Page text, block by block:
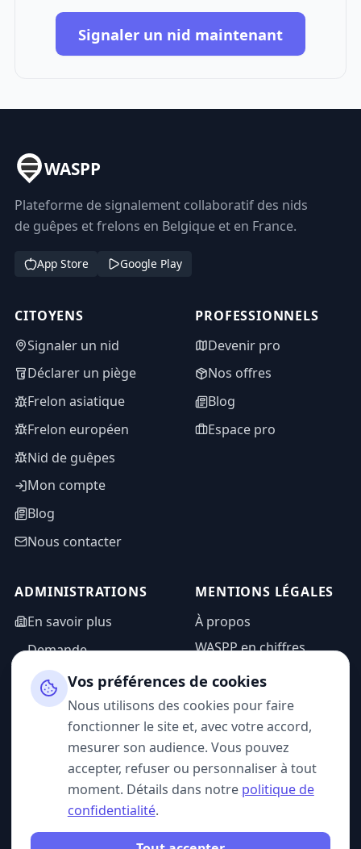
Signaler un nid maintenant
WASPP
Plateforme de signalement collaboratif des nids
de guêpes et frelons en Belgique et en France.
App Store Google Play
CITOYENS
Signaler un nid
Déclarer un piège
Frelon asiatique
Frelon européen
Nid de guêpes
Mon compte
Blog
Nous contacter
PROFESSIONNELS
Devenir pro
Nos offres
Blog
Espace pro
ADMINISTRATIONS
En savoir plus
Demande
d'information
Espace admin
MENTIONS LÉGALES
À propos
WASPP en chiffres
Mentions légales
Politique de
confidentialité
CGU
SUIVEZ-NOUS
Vos préférences de cookies
Nous utilisons des cookies pour faire
fonctionner le site et, avec votre accord,
mesurer son audience. Vous pouvez
accepter, refuser ou personnaliser à tout
moment. Détails dans notre politique de
confidentialité.